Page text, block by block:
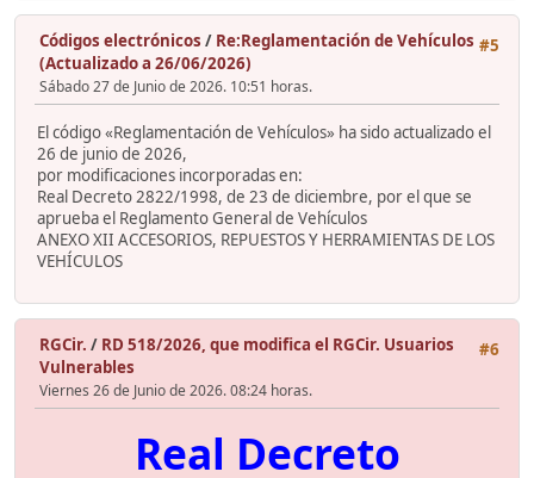
#5
Códigos electrónicos / Re:Reglamentación de Vehículos
(Actualizado a 26/06/2026)
Sábado 27 de Junio de 2026. 10:51 horas.
El código «Reglamentación de Vehículos» ha sido actualizado el
26 de junio de 2026,
por modificaciones incorporadas en:
Real Decreto 2822/1998, de 23 de diciembre, por el que se
aprueba el Reglamento General de Vehículos
ANEXO XII ACCESORIOS, REPUESTOS Y HERRAMIENTAS DE LOS
VEHÍCULOS
#6
RGCir. / RD 518/2026, que modifica el RGCir. Usuarios
Vulnerables
Viernes 26 de Junio de 2026. 08:24 horas.
Real Decreto